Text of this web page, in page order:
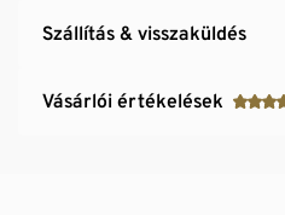
Szállítás & visszaküldés
Vásárlói értékelések